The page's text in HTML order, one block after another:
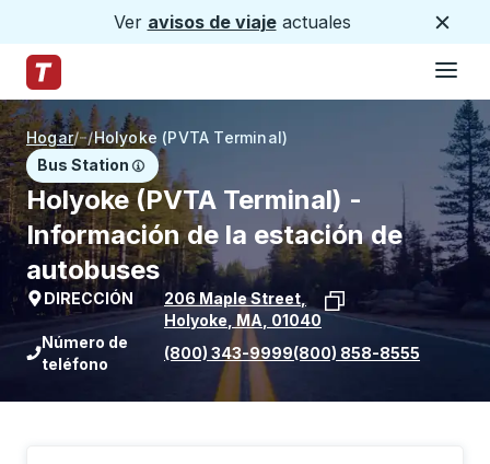
Ver avisos de viajeactuales
Página de inicio de Trailways
Hogar/ /Holyoke (PVTA Terminal)
Bus Station
Holyoke (PVTA Terminal) -
Información de la estación de
autobuses
DIRECCIÓN 206 Maple Street,
Holyoke MA 01040
Ver la ubicación de la parada en
Número de
teléfono
(800) 343-9999(800) 858-8555